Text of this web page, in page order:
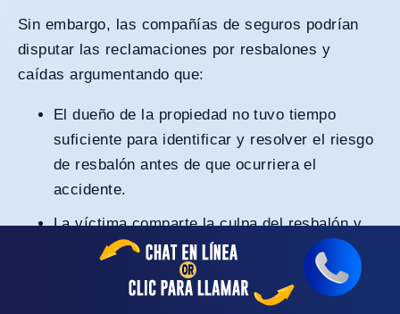
Sin embargo, las compañías de seguros podrían
disputar las reclamaciones por resbalones y
caídas argumentando que:
El dueño de la propiedad no tuvo tiempo
suficiente para identificar y resolver el riesgo
de resbalón antes de que ocurriera el
accidente.
La víctima comparte la culpa del resbalón y
caída. Por ejemplo, debería haber notado el
peligro “abierto y obvio” o haber hecho caso a
advertencias como los letreros de piso